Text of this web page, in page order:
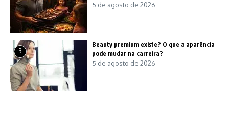
5 de agosto de 2026
3
Beauty premium existe? O que a aparência
pode mudar na carreira?
5 de agosto de 2026